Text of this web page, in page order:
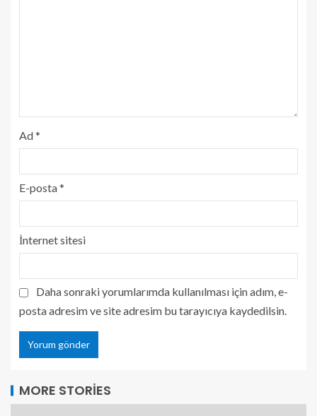
Ad*
E-posta*
İnternet sitesi
Daha sonraki yorumlarımda kullanılması için adım, e-
posta adresim ve site adresim bu tarayıcıya kaydedilsin.
MORE STORIES